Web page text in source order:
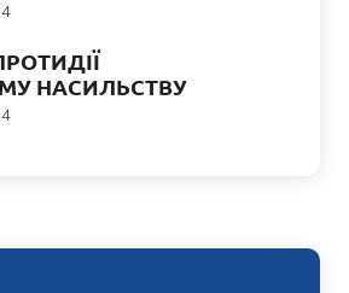
НАСИЛЬСТВУ